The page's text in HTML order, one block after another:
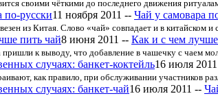
своими чёткими до последнего движения
11 ноября 2011 -- Чай у самовара
из Китая. Слово «чай» совпадает и в китайском и
8 июня 2011 -- Как и с чем
к выводу, что добавление в чашечку с чаем
16 июля
как правило, при обслуживании участников
16 июля 2011 --